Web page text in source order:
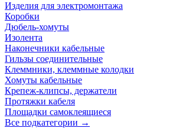
Изделия для электромонтажа
Коробки
Дюбель-хомуты
Изолента
Наконечники кабельные
Гильзы соединительные
Клеммники, клеммные колодки
Хомуты кабельные
Крепеж-клипсы, держатели
Протяжки кабеля
Площадки самоклеящиеся
Все подкатегории →